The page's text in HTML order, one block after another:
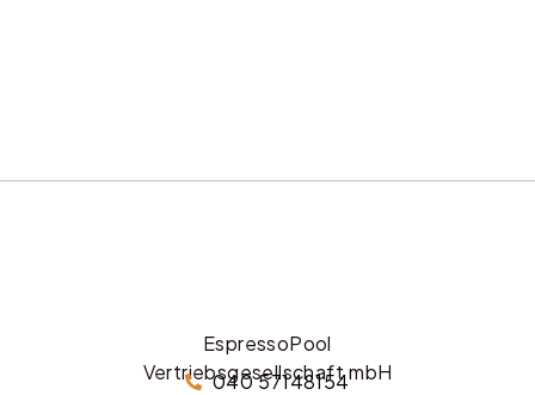
EspressoPool
Vertriebsgesellschaft mbH
040 57148154